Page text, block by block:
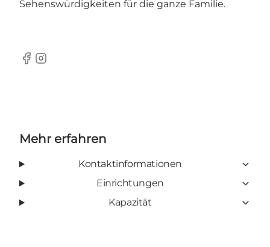
Sehenswürdigkeiten für die ganze Familie.
Facebook
Instagram
Mehr erfahren
Kontaktinformationen
Einrichtungen
Kapazität